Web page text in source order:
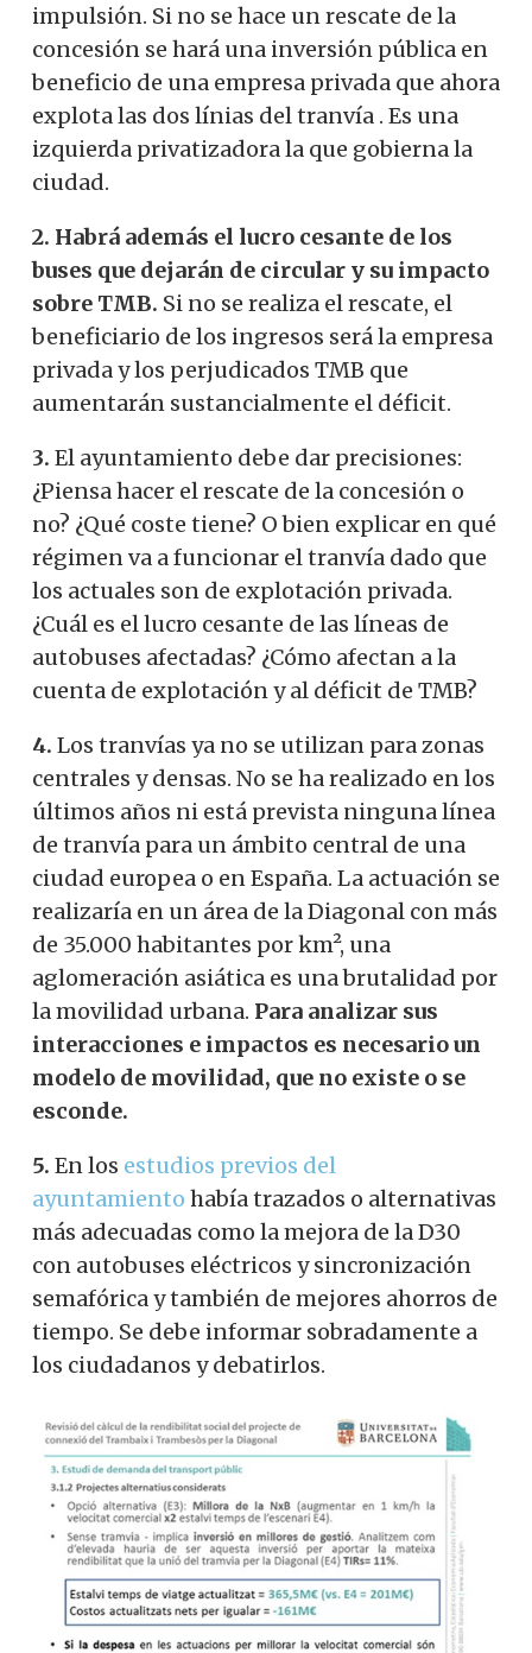
impulsión. Si no se hace un rescate de la
concesión se hará una inversión pública en
beneficio de una empresa privada que ahora
explota las dos línias del tranvía . Es una
izquierda privatizadora la que gobierna la
ciudad.
2. Habrá además el lucro cesante de los
buses que dejarán de circular y su impacto
sobre TMB. Si no se realiza el rescate, el
beneficiario de los ingresos será la empresa
privada y los perjudicados TMB que
aumentarán sustancialmente el déficit.
3. El ayuntamiento debe dar precisiones:
¿Piensa hacer el rescate de la concesión o
no? ¿Qué coste tiene? O bien explicar en qué
régimen va a funcionar el tranvía dado que
los actuales son de explotación privada.
¿Cuál es el lucro cesante de las líneas de
autobuses afectadas? ¿Cómo afectan a la
cuenta de explotación y al déficit de TMB?
4. Los tranvías ya no se utilizan para zonas
centrales y densas. No se ha realizado en los
últimos años ni está prevista ninguna línea
de tranvía para un ámbito central de una
ciudad europea o en España. La actuación se
realizaría en un área de la Diagonal con más
de 35.000 habitantes por km², una
aglomeración asiática es una brutalidad por
la movilidad urbana. Para analizar sus
interacciones e impactos es necesario un
modelo de movilidad, que no existe o se
esconde.
5. En los estudios previos del
ayuntamiento había trazados o alternativas
más adecuadas como la mejora de la D30
con autobuses eléctricos y sincronización
semafórica y también de mejores ahorros de
tiempo. Se debe informar sobradamente a
los ciudadanos y debatirlos.